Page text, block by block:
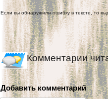
Если вы обнаружили ошибку в тексте, то
Комментарии
Добавить комментарий